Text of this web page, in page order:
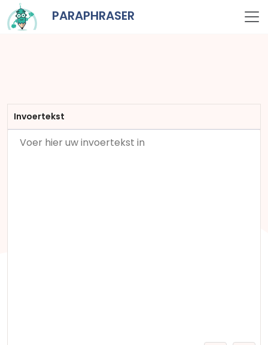
PARAPHRASER
Invoertekst